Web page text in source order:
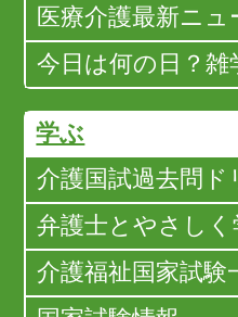
医療介護最新ニュ
今日は何の日？雑
学ぶ
介護国試過去問ド
弁護士とやさし
介護福祉国家試験